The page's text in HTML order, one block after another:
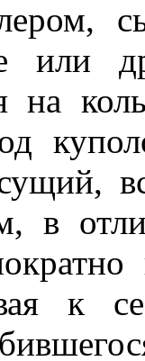
или
на
в
к